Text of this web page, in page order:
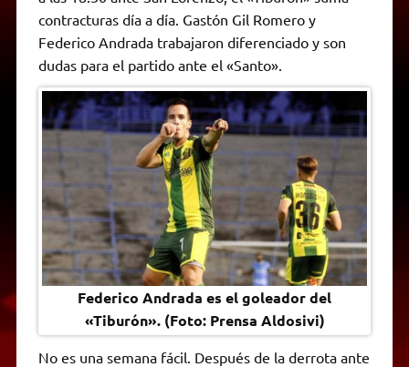
A
p
p
a
m
r
o
o
k
g
e
i
n
k
F
r
i
n
d
l
y
contracturas día a día. Gastón Gil Romero y
Federico Andrada trabajaron diferenciado y son
dudas para el partido ante el «Santo».
Federico Andrada es el goleador del
«Tiburón». (Foto: Prensa Aldosivi)
No es una semana fácil. Después de la derrota ante